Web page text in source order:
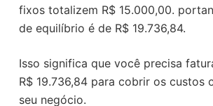
fixos totalizem R$ 15.000,00.
de equilíbrio é de R$ 19.736,84.
Isso significa que você precisa
R$ 19.736,84 para cobrir os custos
seu negócio.